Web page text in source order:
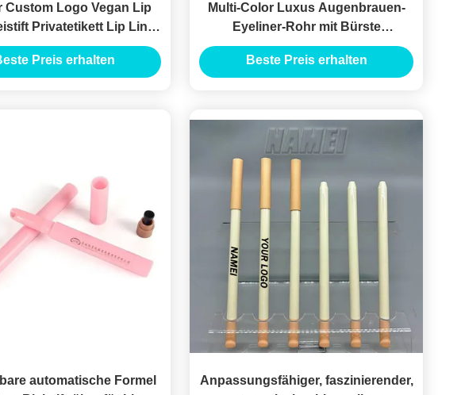
Custom Logo Vegan Lip
Privatetikett Lip Liner
Bleistiftbehälter
Preis erhalten
Multi-Color Luxus Augenbrauen-
Eyeliner-Rohr mit Bürste
Lippenliner Bleistiftbehälter
Beste Preis erhalten
automatische Formel
Anpassungsfähiger, faszinierender,